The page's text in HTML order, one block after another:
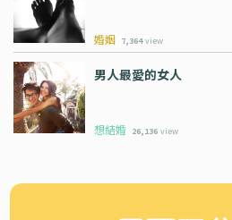
婚姻 7,364 view
男人最愛的女人
想結婚 26,136 view